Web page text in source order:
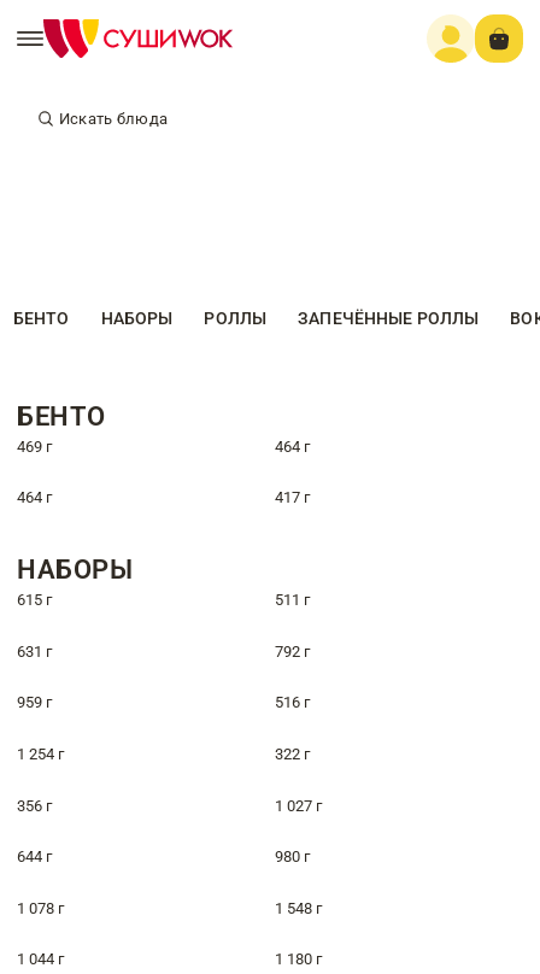
Искать блюда
БЕНТО НАБОРЫ РОЛЛЫ ЗАПЕЧЁННЫЕ РОЛЛЫ
БЕНТО
469 г 464 г
464 г 417 г
НАБОРЫ
615 г 511 г
631 г 792 г
959 г 516 г
1 254 г 322 г
356 г 1 027 г
644 г 980 г
1 078 г 1 548 г
1 044 г 1 180 г